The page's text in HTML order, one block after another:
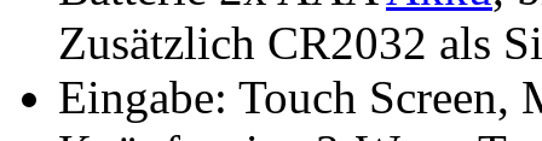
Zusätzlich CR2032 als
Eingabe: Touch